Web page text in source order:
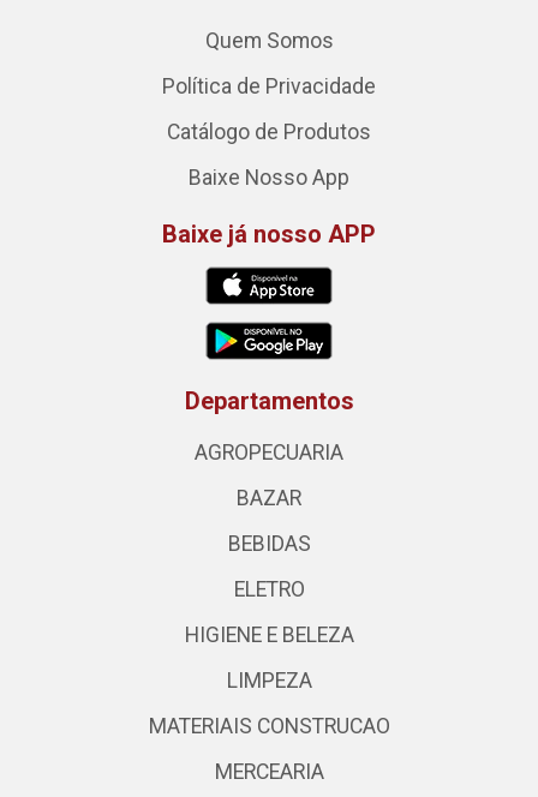
Quem Somos
Política de Privacidade
Catálogo de Produtos
Baixe Nosso App
Baixe já nosso APP
Departamentos
AGROPECUARIA
BAZAR
BEBIDAS
ELETRO
HIGIENE E BELEZA
LIMPEZA
MATERIAIS CONSTRUCAO
MERCEARIA